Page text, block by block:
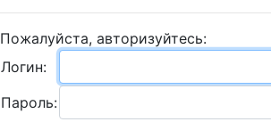
Пожалуйста, авторизуйтесь:
Логин:
Пароль: